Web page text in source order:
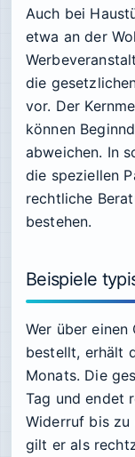
Auch bei
etwa an der
die
vor. Der
können
abweichen. In
die speziellen
rechtliche
bestehen.
Beispiele
Wer über einen
bestellt, erhält
Monats. Die
Tag und endet
Widerruf bis zu
gilt er als